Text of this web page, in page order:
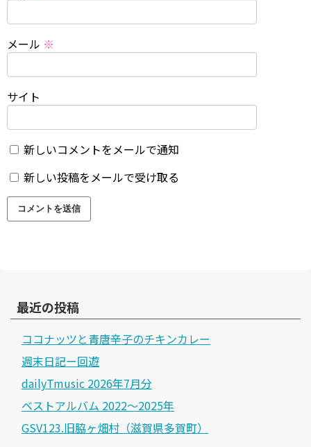
メール ※
サイト
新しいコメントをメールで通知
新しい投稿をメールで受け取る
最近の投稿
ココナッツと青唐辛子のチキンカレー
週末日記ー回遊
dailyTmusic 2026年7月分
ベストアルバム 2022～2025年
GSV123.旧脇ヶ畑村（滋賀県多賀町）